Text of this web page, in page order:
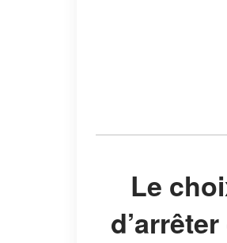
Le choix fort de Diam’s quand elle a décidé